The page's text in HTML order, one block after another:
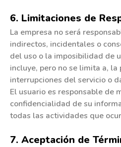
6. Limitaciones de
La empresa no será
indirectos, incidentales o
del uso o la imposibilidad de
incluye, pero no se limita a,
interrupciones del servicio o
El usuario es responsable de
confidencialidad de su
todas las actividades que
7. Aceptación de